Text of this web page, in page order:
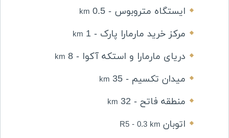
ایستگاه متروبوس - 0.5
مرکز خرید مارمارا پارک - 1
دریای مارمارا و استکه آکوا - 8
میدان تکسیم - 35
منطقه فاتح - 32
اتوبان